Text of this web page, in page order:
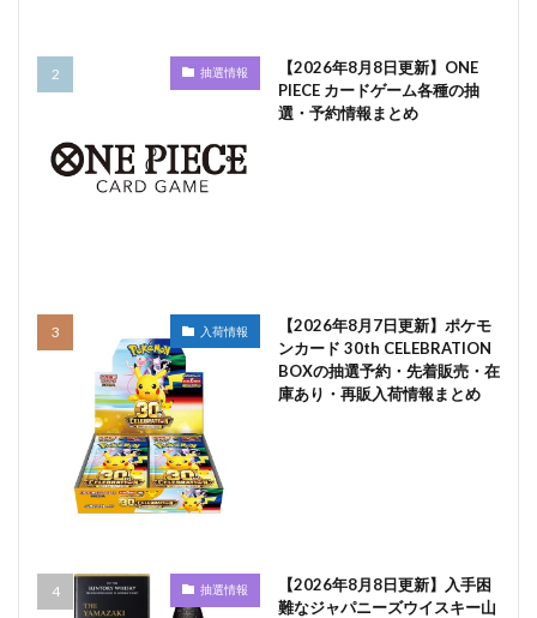
抽選情報
【2026年8月8日更新】ONE
PIECE カードゲーム各種の抽
選・予約情報まとめ
入荷情報
【2026年8月7日更新】ポケモ
ンカード 30th CELEBRATION
BOXの抽選予約・先着販売・在
庫あり・再販入荷情報まとめ
抽選情報
【2026年8月8日更新】入手困
難なジャパニーズウイスキー山